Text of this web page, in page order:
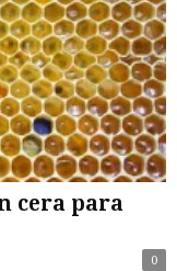
cera para
0